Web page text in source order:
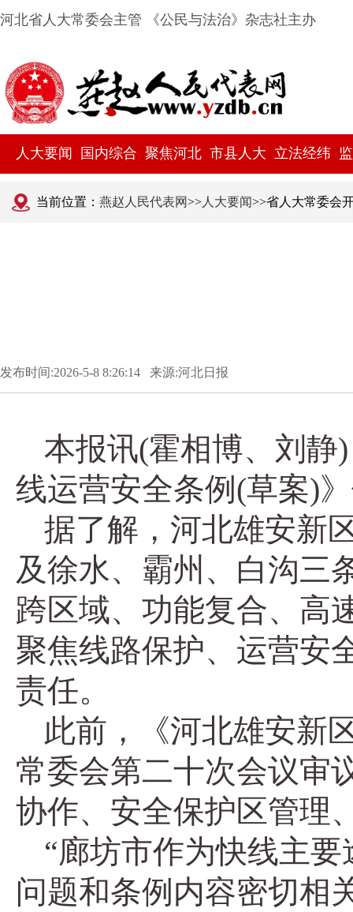
河北省人大常委会主管 《公民与法治》杂志社主办
人大要闻 国内综合 聚焦河北 市县人大 立法经纬
当前位置： 燕赵人民代表网>> 人大要闻>>省人大常委会
发布时间:2026-5-8 8:26:14 来源:河北日报
本报讯(霍相博、刘静
线运营安全条例(草案)
据了解，河北雄安新
及徐水、霸州、白沟三
跨区域、功能复合、高
聚焦线路保护、运营安
责任。
此前，《河北雄安新
常委会第二十次会议审
协作、安全保护区管理
“廊坊市作为快线主
问题和条例内容密切相